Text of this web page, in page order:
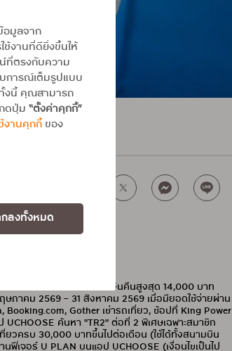
อมูลจาก
ช้งานที่ดียิ่งขึ้นให้
ที่ตรงกับความ
การณ์เต็มรูปแบบ
ทั้งนี้ คุณสามารถ
ดปุ่ม “ตั้งค่าคุกกี้”
งานคุกกี้ของ
ลงทั้งหมด
ในโปรเดียว” มอบเครดิตเงินคืนสูงสุด 14,000 บาท
าคม 2569 – 31 สิงหาคม 2569 เมื่อมียอดใช้จ่ายผ่าน
Gother เช่ารถเที่ยว, ช้อปที่ King Power
ค้นหา "TR2" ต่อที่ 2 พิเศษเฉพาะสมาชิก
ยวครบ 30,000 บาทขึ้นไปต่อเดือน (ใช้ได้ทั้งสนามบิน
จอร์ U PLAN บนแอป UCHOOSE (เงื่อนไขเป็นไป